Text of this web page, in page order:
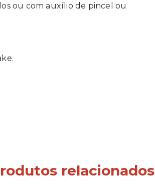
ou com auxílio de pincel ou
relacionados